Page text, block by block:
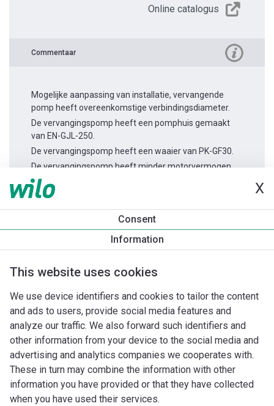
X
Consent
Information
This website uses cookies
We use device identifiers and cookies to tailor the content
and ads to users, provide social media features and
analyze our traffic. We also forward such identifiers and
other information from your device to the social media and
advertising and analytics companies we cooperates with.
These in turn may combine the information with other
information you have provided or that they have collected
when you have used their services.
Online catalogus
Commentaar
Mogelijke aanpassing van installatie, vervangende
pomp heeft overeenkomstige verbindingsdiameter.
De vervangingspomp heeft een pomphuis gemaakt
van EN-GJL-250.
De vervangingspomp heeft een waaier van PK-GF30.
De vervangingspomp heeft minder motorvermogen.
Productinformatie
Rexa MINI3 V04.11/M06-523/A-10m